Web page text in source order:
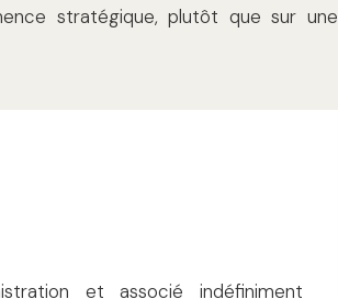
stratégique, plutôt que sur une
et associé indéfiniment